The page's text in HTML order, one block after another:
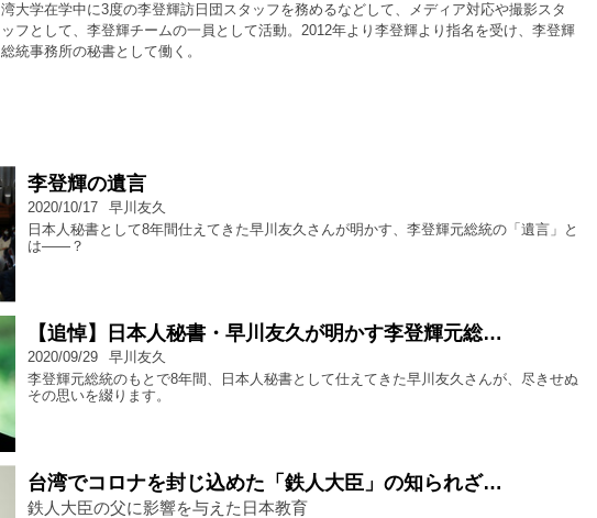
湾大学在学中に3度の李登輝訪日団スタッフを務めるなどして、メディア対応や撮影スタ
ッフとして、李登輝チームの一員として活動。2012年より李登輝より指名を受け、李登輝
総統事務所の秘書として働く。
李登輝の遺言
2020/10/17
早川友久
日本人秘書として8年間仕えてきた早川友久さんが明かす、李登輝元総統の「遺言」と
は――？
【追悼】日本人秘書・早川友久が明かす李登輝元総…
2020/09/29
早川友久
李登輝元総統のもとで8年間、日本人秘書として仕えてきた早川友久さんが、尽きせぬ
その思いを綴ります。
台湾でコロナを封じ込めた「鉄人大臣」の知られざ…
鉄人大臣の父に影響を与えた日本教育